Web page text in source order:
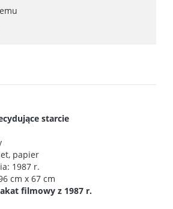
starcie
papier
1987 r.
cm x 67 cm
filmowy z 1987 r.